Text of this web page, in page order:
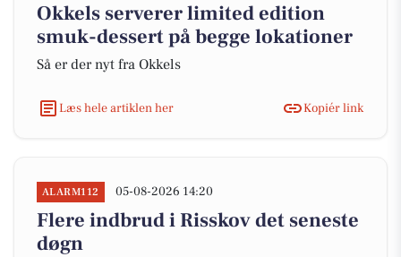
Okkels serverer limited edition
smuk-dessert på begge lokationer
Så er der nyt fra Okkels
Læs hele artiklen her Kopiér link
ALARM112 05-08-2026 14:20
Flere indbrud i Risskov det seneste
døgn